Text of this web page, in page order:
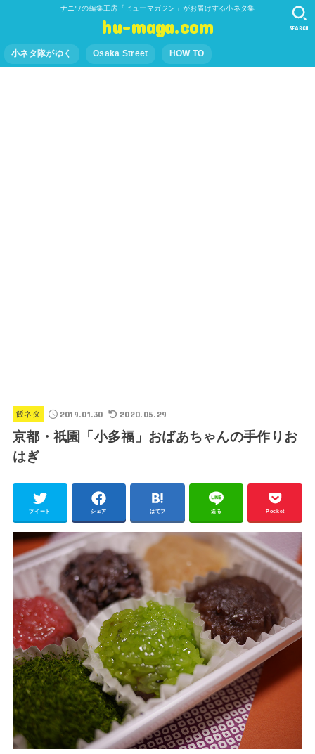
ナニワの編集工房「ヒューマガジン」がお届けする小ネタ集
hu-maga.com
小ネタ隊がゆく Osaka Street HOW TO
SEARCH
飯ネタ 2019.01.30 2020.05.29
京都・祇園「小多福」おばあちゃんの手作りお
はぎ
ツイート シェア はてブ 送る Pocket